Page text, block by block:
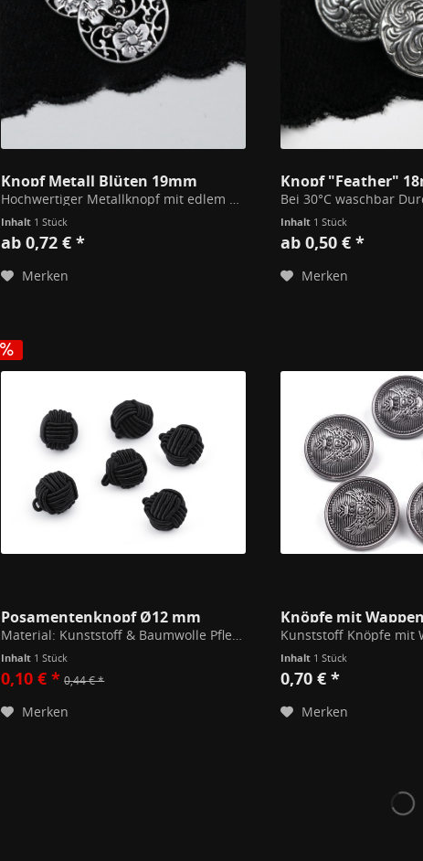
Knopf Metall Blüten 19mm
Hochwertiger Metallknopf mit edlem Motiv für feine Blusen, Kostüme oder Accessoires. Feine Materialien zum Nähen und Basteln zu günstigen Preisen!
Inhalt 1 Stück
ab 0,72 € *
Merken
Knopf "Feather"
Inhalt 1 Stück
ab 0,50 € *
Merken
Posamentenknopf Ø12 mm
Inhalt 1 Stück
0,10 € * 0,44 € *
Merken
Knöpfe mit
Kunststoff Knöpfe mit
Inhalt 1 Stück
0,70 € *
Merken